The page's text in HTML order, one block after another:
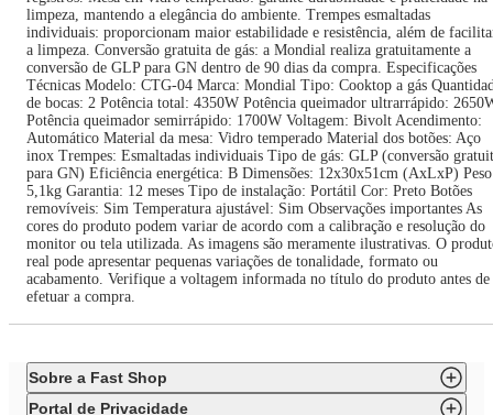
limpeza, mantendo a elegância do ambiente. Trempes esmaltadas
individuais: proporcionam maior estabilidade e resistência, além de
a limpeza. Conversão gratuita de gás: a Mondial realiza gratuitamente a
conversão de GLP para GN dentro de 90 dias da compra. Especificações
Técnicas Modelo: CTG-04 Marca: Mondial Tipo: Cooktop a gás
de bocas: 2 Potência total: 4350W Potência queimador ultrarrápido:
Potência queimador semirrápido: 1700W Voltagem: Bivolt Acendimento:
Automático Material da mesa: Vidro temperado Material dos botões: Aço
inox Trempes: Esmaltadas individuais Tipo de gás: GLP (conversão
para GN) Eficiência energética: B Dimensões: 12x30x51cm (AxLxP)
5,1kg Garantia: 12 meses Tipo de instalação: Portátil Cor: Preto Botões
removíveis: Sim Temperatura ajustável: Sim Observações importantes As
cores do produto podem variar de acordo com a calibração e resolução do
monitor ou tela utilizada. As imagens são meramente ilustrativas. O
real pode apresentar pequenas variações de tonalidade, formato ou
acabamento. Verifique a voltagem informada no título do produto antes de
efetuar a compra.
Sobre a Fast Shop
Portal de Privacidade